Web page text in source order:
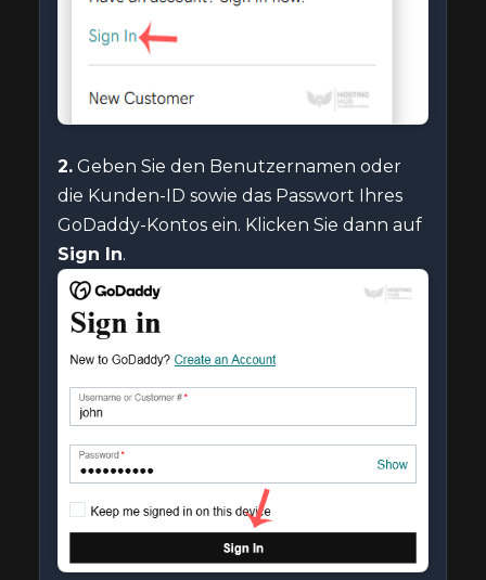
2. Geben Sie den Benutzernamen oder
die Kunden-ID sowie das Passwort Ihres
GoDaddy-Kontos ein. Klicken Sie dann auf
Sign In.